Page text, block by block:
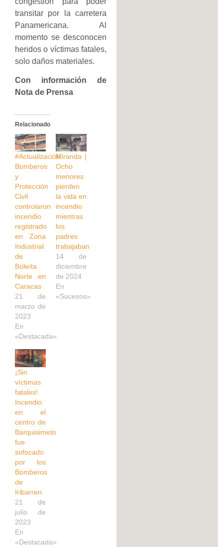
transitar por la carretera
Panamericana. Al
momento se desconocen
heridos o víctimas fatales,
solo daños materiales.
Con información de
Nota de Prensa
Relacionado
#Actualización
Bomberos
y
Protección
Civil
controlaron
incendio
registrado
en Zona
Industrial
de
Boleíta
Norte en
Caracas
21 de
marzo de
2023
En
«Destacada»
Miranda |
Ocho
menores
pierden
la vida en
incendio
mientras
los
padres
trabajaban
14 de
diciembre
de 2024
En
«Sucesos»
¡Sin
víctimas
fatales!
Incendio
en el
centro de
Barquisimeto
fue
sofocado
por los
Bomberos
de
Iribarren
21 de
julio de
2023
En
«Destacada»